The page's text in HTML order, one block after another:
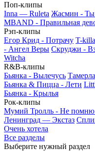
Поп-клипы
Inna — Ruleta Жасмин -
MBAND - Правильная
Рэп-клипы
Егор Крид - Потрачу T-
- Ангел Веры Скруджи -
Witcha
R&B-клипы
Бьянка - Вылечусь
Бьянка & Пицца - Лети
Бьянка - Крылья
Рок-клипы
Мумий Тролль - Не помню
Ленинград — Экстаз
Очень хотела
Все разделы
Выберите нужный раздел